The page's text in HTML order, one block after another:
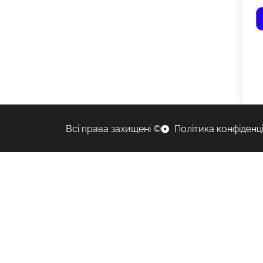
Всі права захищені © Політика